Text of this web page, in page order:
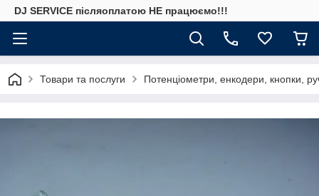
DJ SERVICE пiсляоплатою НЕ працюємо!!!
Товари та послуги Потенціометри, енкодери, кнопки,